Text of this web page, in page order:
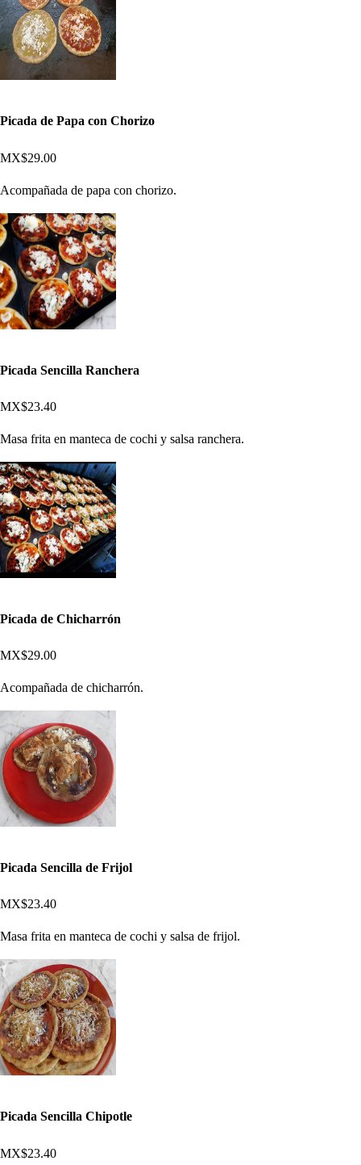
Picada de Papa con Chorizo
MX$29.00
Acompañada de papa con chorizo.
Picada Sencilla Ranchera
MX$23.40
Masa frita en manteca de cochi y salsa ranchera.
Picada de Chicharrón
MX$29.00
Acompañada de chicharrón.
Picada Sencilla de Frijol
MX$23.40
Masa frita en manteca de cochi y salsa de frijol.
Picada Sencilla Chipotle
MX$23.40